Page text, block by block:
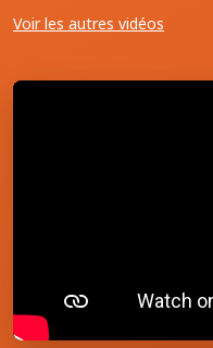
Voir les autres vidéos